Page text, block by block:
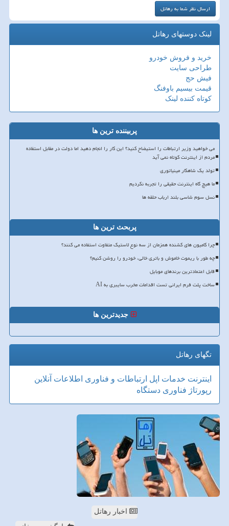
لینک دوستهای رهاتل
خرید و فروش خودرو
طراحی سایت
فیش حج
قیمت بیسیم باوفنگ
کوتاه کننده لینک
پربیننده ترین ها
می خواهید وزیر ارتباطات را استیضاح کنید؟ این کار را انجام دهید اما دولت در مقابل استفاده
مردم از اینترنت کوتاه نمی آید
تولد یک شاهکار مینیاتوری
ما هیچ گاه اینترنت حقیقی را تجربه نکردیم
نسل سوم شاسی بلند ارباب حلقه ها
پربحث ترین ها
چرا کامیون های کشنده همزمان از سه نوع لاستیک متفاوت استفاده می کنند؟
چه طور با ریموت خاموش و باتری خالی، خودرو را روشن کنیم؟
قابل اعتمادترین برندهای موبایل
ساخت پلت فرم ایرانی تست اقدامات مخرب سایبری به AI
جدیدترین ها
تگهای رهاتل
اینترنت خدمات اپل ارتباطات و فناوری اطلاعات آنلاین
رپورتاژ فناوری دستگاه
اخبار رهاتل